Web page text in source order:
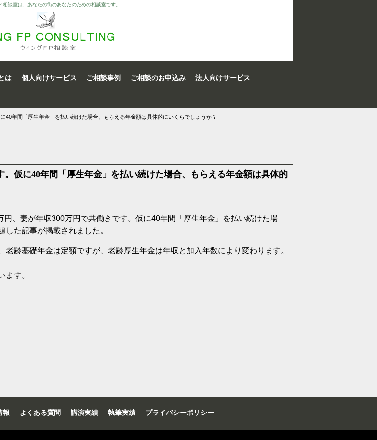
相談室は、あなたの街のあなたのための相談室です。
は 個人向けサービス ご相談事例 ご相談のお申込み
法人向けサービス
40年間「厚生年金」を払い続けた場合、もらえる年金額は具体的にいくらでしょうか？
。仮に40年間「厚生年金」を払い続けた場合、もらえる年金額は具体的
、妻が年収300万円で共働きです。仮に40年間「厚生年金」を払い続けた場
た記事が掲載されました。
齢基礎年金は定額ですが、老齢厚生年金は年収と加入年数により変わります。
ます。
報 よくある質問 講演実績 執筆実績 プライバシーポリシー